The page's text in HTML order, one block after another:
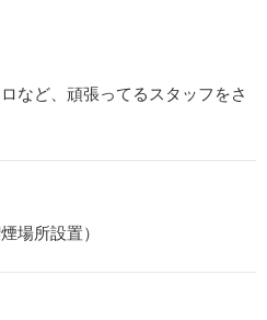
など、頑張ってるスタッフをさ
場所設置）